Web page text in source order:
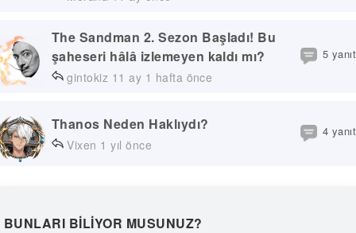
The Sandman 2. Sezon Başladı! Bu
şaheseri hâlâ izlemeyen kaldı mı?
gintokiz 11 ay 1 hafta önce
5 yanıt
Thanos Neden Haklıydı?
Vixen 1 yıl önce
4 yanıt
BUNLARI BILIYOR MUSUNUZ?